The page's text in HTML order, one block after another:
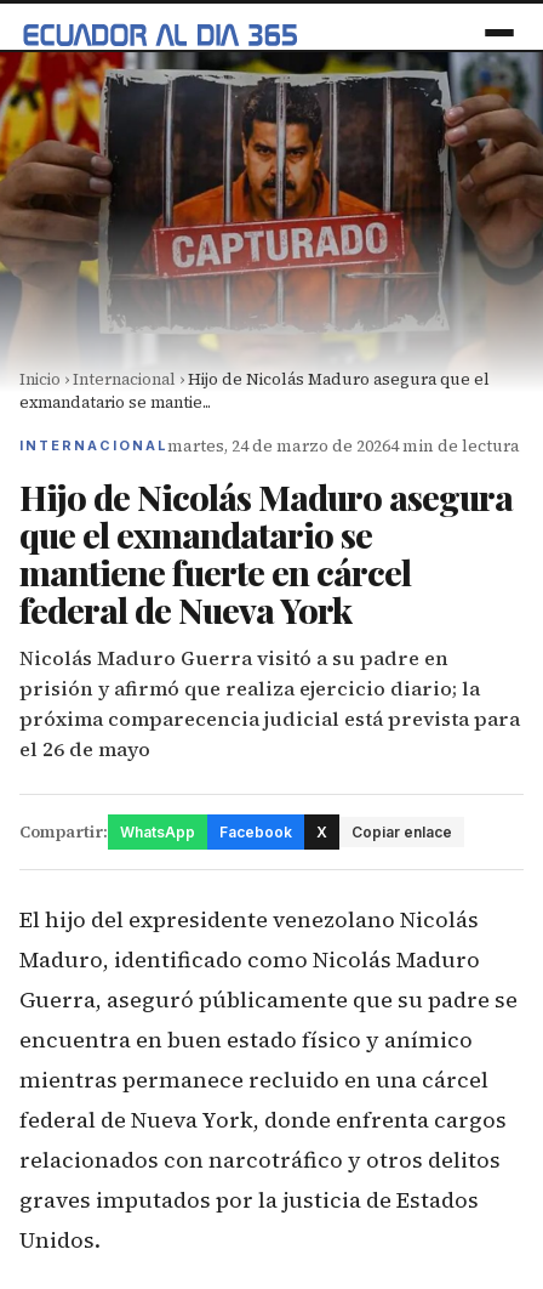
Inicio ›Internacional ›Hijo de Nicolás Maduro asegura que el
exmandatario se mantie...
INTERNACIONALmartes, 24 de marzo de 20264 min de lectura
Hijo de Nicolás Maduro asegura
que el exmandatario se
mantiene fuerte en cárcel
federal de Nueva York
Nicolás Maduro Guerra visitó a su padre en
prisión y afirmó que realiza ejercicio diario; la
próxima comparecencia judicial está prevista para
el 26 de mayo
Compartir: WhatsApp Facebook X Copiar enlace
El hijo del expresidente venezolano Nicolás
Maduro, identificado como Nicolás Maduro
Guerra, aseguró públicamente que su padre se
encuentra en buen estado físico y anímico
mientras permanece recluido en una cárcel
federal de Nueva York, donde enfrenta cargos
relacionados con narcotráfico y otros delitos
graves imputados por la justicia de Estados
Unidos.